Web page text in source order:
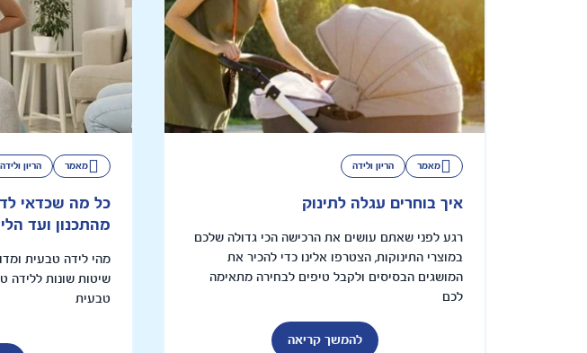
מאמר הריון ולידה
איך בוחרים עגלה לתינוק
רגע לפני שאתם עושים את הרכישה הכי גדולה שלכם
במוצרי התינוקות, הצטרפו אלינו כדי להכיר את
המושגים הבסיסים ולקבל טיפים לבחירה מתאימה
לכם
להמשך קריאה
מאמר הריון ולידה
כל מה שכדאי
מהתכנון ועד
מהי לידה טבעית
שיטות שונות ללידה
טבעית